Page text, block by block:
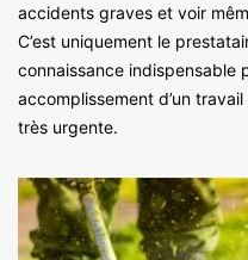
accidents graves et voir
C’est uniquement le
connaissance indispensable
accomplissement d’un
très urgente.